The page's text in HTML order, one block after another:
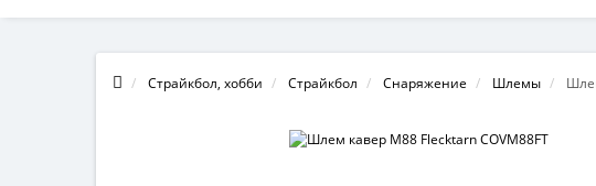
ОБУЧЕНИЕ НА ОРУЖИЕ
Страйкбол, хобби Страйкбол Снаряжение Шлемы